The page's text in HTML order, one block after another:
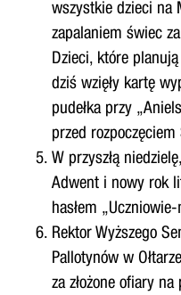
wszystkie dzieci na
zapalaniem świec
Dzieci, które
dziś wzięły kartę
pudełka przy
przed
W przyszłą
Adwent i nowy rok
hasłem
Rektor Wyższego
Pallotynów w
za złożone ofiary